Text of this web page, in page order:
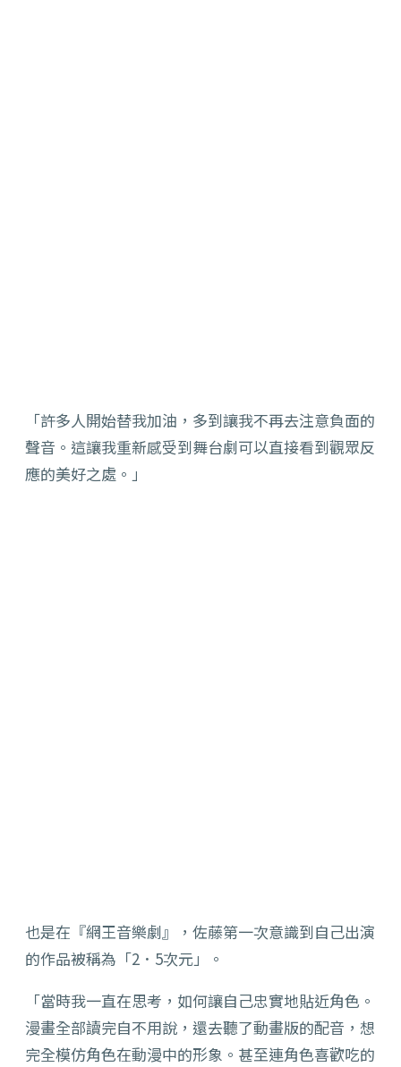
「許多人開始替我加油，多到讓我不再去注意負面的
聲音。這讓我重新感受到舞台劇可以直接看到觀眾反
應的美好之處。」
也是在『網王音樂劇』，佐藤第一次意識到自己出演
的作品被稱為「2．5次元」。
「當時我一直在思考，如何讓自己忠實地貼近角色。
漫畫全部讀完自不用說，還去聽了動畫版的配音，想
完全模仿角色在動漫中的形象。甚至連角色喜歡吃的